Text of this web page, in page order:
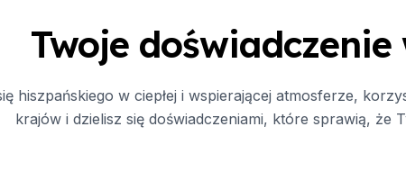
Młodzi dorośli (16-20 lat)
Malaga
Twoje
hiszpańskiego w ciepłej i wspierającej atmosferze,
krajów i dzielisz się doświadczeniami, które sprawią, że